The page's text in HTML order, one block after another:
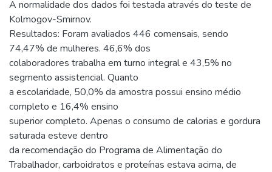
A normalidade dos dados foi testada através do teste de
Kolmogov-Smirnov.
Resultados: Foram avaliados 446 comensais, sendo
74,47% de mulheres. 46,6% dos
colaboradores trabalha em turno integral e 43,5% no
segmento assistencial. Quanto
a escolaridade, 50,0% da amostra possui ensino médio
completo e 16,4% ensino
superior completo. Apenas o consumo de calorias e gordura
saturada esteve dentro
da recomendação do Programa de Alimentação do
Trabalhador, carboidratos e proteínas estava acima, de